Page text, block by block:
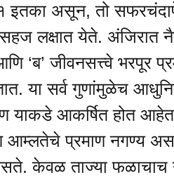
इतका असून, तो
सहज लक्षात येते. अंजिरात
‘ब’ जीवनसत्त्वे भरपूर
या सर्व गुणांमुळेच
याकडे आकर्षित होत
प्रमाण नगण्य
केवळ ताज्या फळाचाच